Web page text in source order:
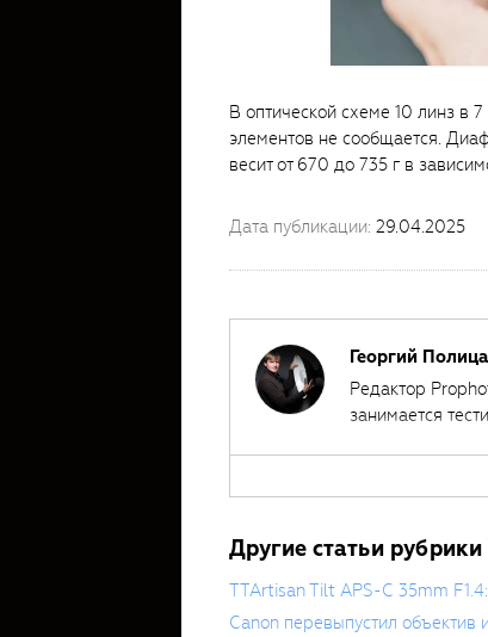
В оптической схеме 10 линз в
элементов не сообщается.
весит от 670 до 735 г в
Дата публикации: 29.04.2025
Георгий
Редактор
занимается
Другие статьи рубрики
TTArtisan Tilt APS-C 35mm
Canon перевыпустил объектив